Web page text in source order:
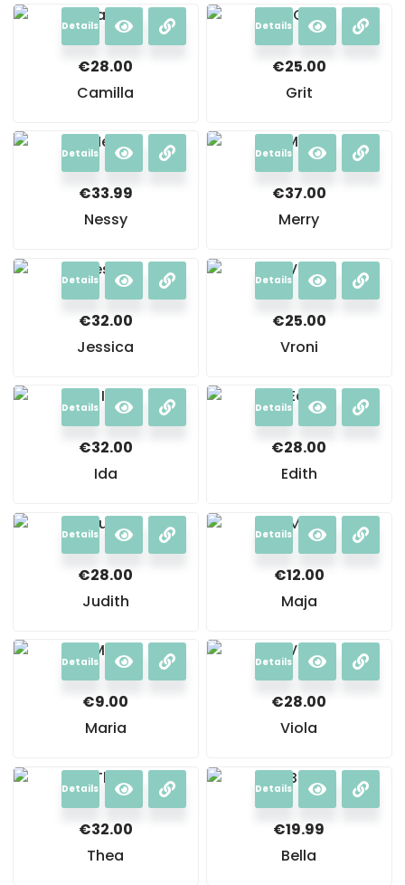
Details
€28.00
Camilla
Details
€25.00
Grit
Details
€33.99
Nessy
Details
€37.00
Merry
Details
€32.00
Jessica
Details
€25.00
Vroni
Details
€32.00
Ida
Details
€28.00
Edith
Details
€28.00
Judith
Details
€12.00
Maja
Details
€9.00
Maria
Details
€28.00
Viola
Details
€32.00
Thea
Details
€19.99
Bella